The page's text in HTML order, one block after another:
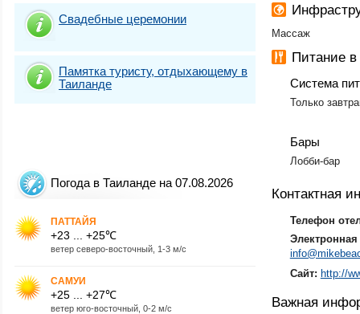
Свадебные церемонии
Памятка туристу, отдыхающему в
Таиланде
Погода в Таиланде на 07.08.2026
ПАТТАЙЯ
+23 ... +25℃
ветер северо-восточный, 1-3 м/с
САМУИ
+25 ... +27℃
ветер юго-восточный, 0-2 м/с
Массаж
Питание в
Система
Только
Бары
Лобби-бар
Контактная
Телефон
Электронная
Сайт: http://
Важная